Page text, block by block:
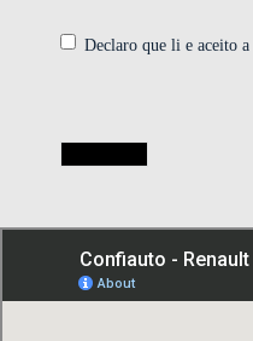
Consentimento
Declaro que li e aceito a